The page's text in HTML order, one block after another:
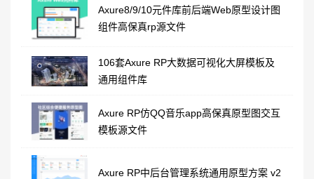
Axure8/9/10元件库前后端Web原型设计图
组件高保真rp源文件
106套Axure RP大数据可视化大屏模板及
通用组件库
Axure RP仿QQ音乐app高保真原型图交互
模板源文件
Axure RP中后台管理系统通用原型方案 v2